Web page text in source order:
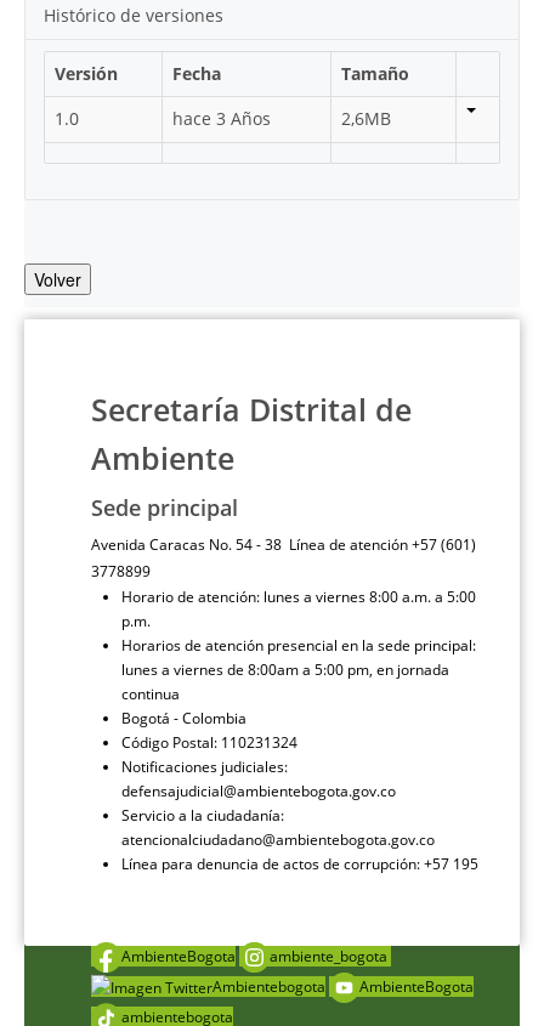
Histórico de versiones
Versión Fecha
Tamaño
1.0
hace 3 Años 2,6MB
Volver
Secretaría Distrital de
Ambiente
Sede principal
Avenida Caracas No. 54 - 38 Línea de atención +57 (601)
3778899
Horario de atención: lunes a viernes 8:00 a.m. a 5:00
p.m.
Horarios de atención presencial en la sede principal:
lunes a viernes de 8:00am a 5:00 pm, en jornada
continua
Bogotá - Colombia
Código Postal: 110231324
Notificaciones judiciales:
defensajudicial@ambientebogota.gov.co
Servicio a la ciudadanía:
atencionalciudadano@ambientebogota.gov.co
Línea para denuncia de actos de corrupción: +57 195
AmbienteBogota
ambiente_bogota
Ambientebogota
AmbienteBogota
ambientebogota